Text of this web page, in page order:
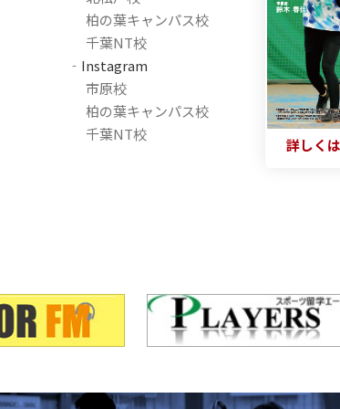
詳しく
柏の葉キャンパス校
千葉NT校
‐Instagram
市原校
柏の葉キャンパス校
千葉NT校